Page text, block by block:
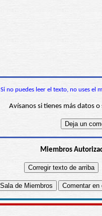
Si no puedes leer el texto, no uses el
Avísanos si tienes más datos
Miembros